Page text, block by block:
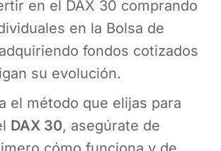
en el DAX 30 comprando
en la Bolsa de
fondos cotizados
su evolución.
el método que elijas para
DAX 30, asegúrate de